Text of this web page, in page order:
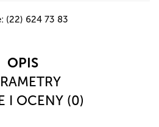
(22) 624 73 83
OPIS
I OCENY (0)